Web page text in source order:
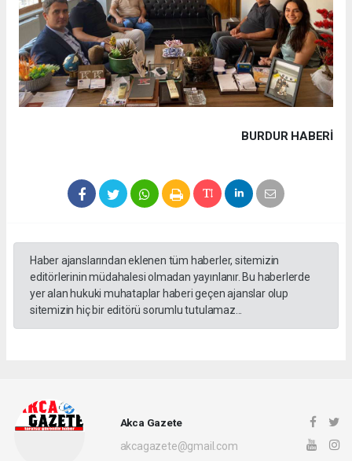
BURDUR HABERİ
Haber ajanslarından eklenen tüm haberler, sitemizin
editörlerinin müdahalesi olmadan yayınlanır. Bu haberlerde
yer alan hukuki muhataplar haberi geçen ajanslar olup
sitemizin hiç bir editörü sorumlu tutulamaz...
Akca Gazete
akcagazete@gmail.com